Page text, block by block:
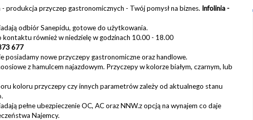
produkcja przyczep gastronomicznych - Twój pomysł na biznes.Infolinia -
odbiór Sanepidu, gotowe do użytkowania.
kontaktu również w niedzielę w godzinach 10.00 - 18.00
677
posiadamy nowe przyczepy gastronomiczne oraz handlowe.
z hamulcem najazdowym. Przyczepy w kolorze białym, czarnym, lub
koloru przyczepy czy innych parametrów zależy od aktualnego stanu
pełne ubezpieczenie OC, AC oraz NNW.z opcją na wynajem co daje
Najemcy.